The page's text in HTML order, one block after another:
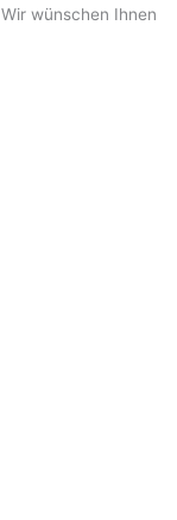
wünschen Ihnen